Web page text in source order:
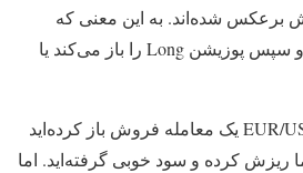
برعکس شده‌اند. به این معنی که
تریدر ابتدا پوزیشن Short و سپس پوزیشن Long را باز می‌کند یا
فرض کنید روی EUR/USD یک معامله فروش باز کرده‌اید
ریزش کرده و سود خوبی گرفته‌اید. اما